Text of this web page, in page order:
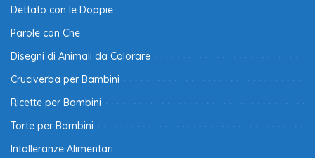
Dettato con le Doppie
Parole con Che
Disegni di Animali da Colorare
Cruciverba per Bambini
Ricette per Bambini
Torte per Bambini
Intolleranze Alimentari